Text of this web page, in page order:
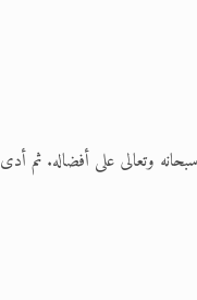
وتعالى على أفضاله. ثم أدى